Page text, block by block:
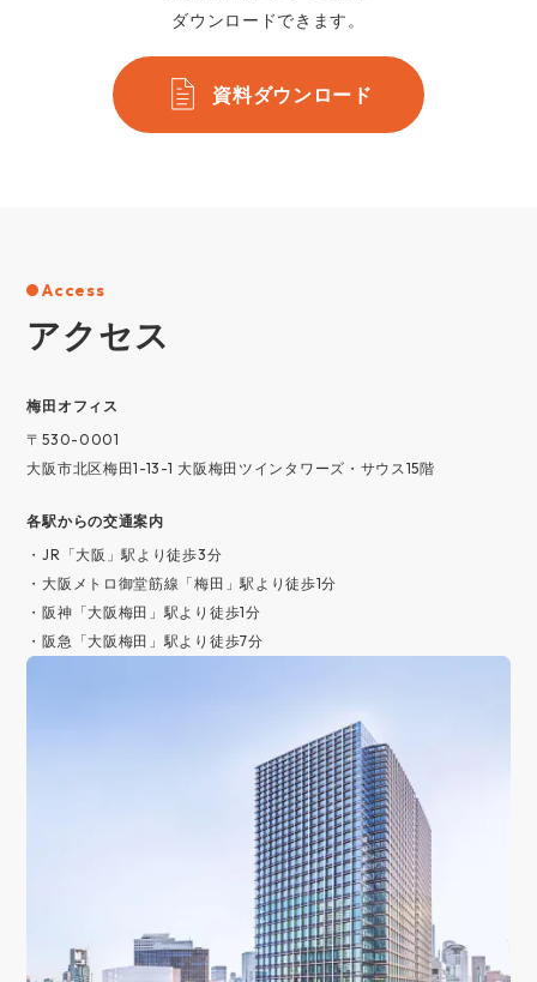
ダウンロードできます。
資料ダウンロード
Access
アクセス
梅⽥オフィス
〒530-0001
大阪市北区梅田1-13-1 大阪梅田ツインタワーズ・サウス15階
各駅からの交通案内
・JR「大阪」駅より徒歩3分
・大阪メトロ御堂筋線「梅田」駅より徒歩1分
・阪神「大阪梅田」駅より徒歩1分
・阪急「大阪梅田」駅より徒歩7分